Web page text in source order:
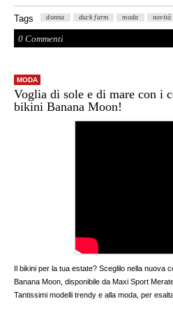
Tags donna duck farm moda novità
0 Commenti
MODA
Voglia di sole e di mare con i
bikini Banana Moon!
Il bikini per la tua estate? Sceglilo nella nuova
Banana Moon, disponibile da Maxi Sport
Tantissimi modelli trendy e alla moda, per